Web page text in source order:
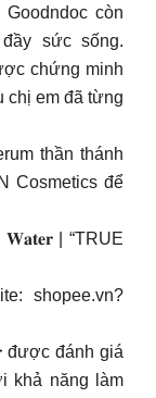
còn
sức sống.
chứng minh
chị em đã từng
thần thánh
Cosmetics để
𝐖𝐚𝐭𝐞𝐫 | “TRUE
shopee.vn?
được đánh giá
khả năng làm